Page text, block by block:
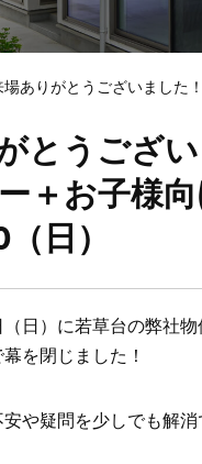
場ありがとうございました
とうござ
＋お子様
日）
日）に若草台の弊社
を閉じました！
や疑問を少しでも解